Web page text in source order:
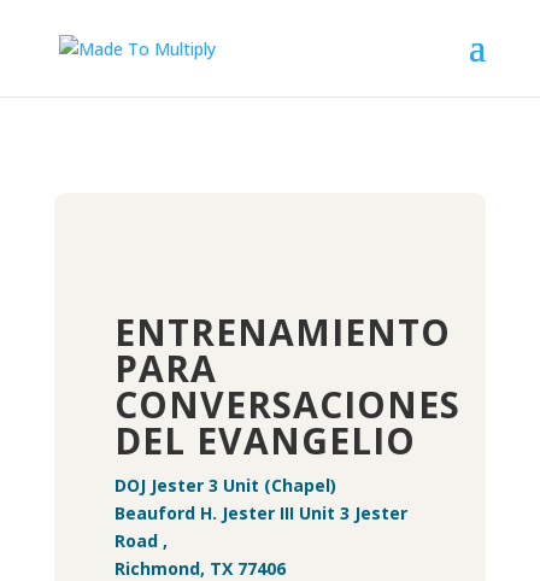
ENTRENAMIENTO
PARA
CONVERSACIONES
DEL EVANGELIO
DOJ Jester 3 Unit (Chapel)
Beauford H. Jester III Unit 3 Jester
Road ,
Richmond, TX 77406